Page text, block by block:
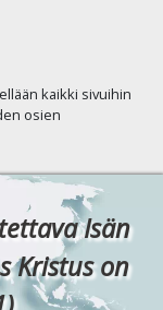
kaikki sivuihin
osien
Isän
Kristus on